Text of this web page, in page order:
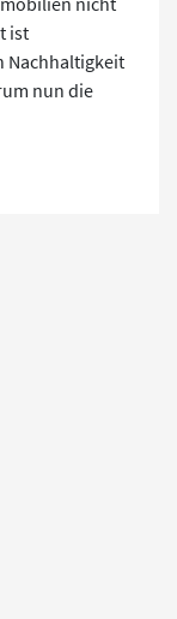
ist
Nachhaltigkeit
nun die